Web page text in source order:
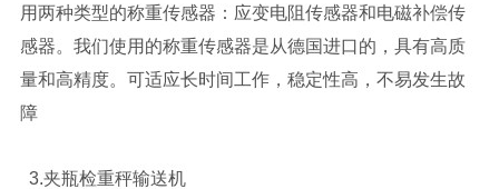
用两种类型的称重传感器：应变电阻传感器和电磁补偿传
感器。我们使用的称重传感器是从德国进口的，具有高质
量和高精度。可适应长时间工作，稳定性高，不易发生故
障
3.夹瓶检重秤输送机